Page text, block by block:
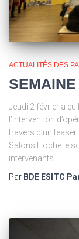
ACTUALITÉS DES
Jeudi 2 février a
l’intervention
travers d’un
Salons Hoche le
intervenants.
Par BDE ESITC